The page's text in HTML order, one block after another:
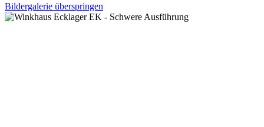
Bildergalerie überspringen